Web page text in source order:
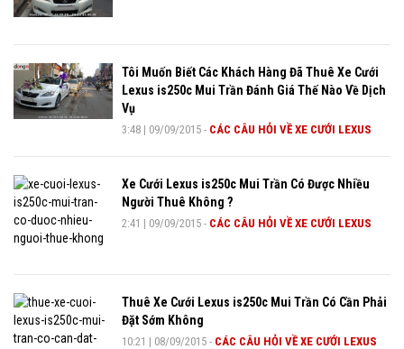
Tôi Muốn Biết Các Khách Hàng Đã Thuê Xe Cưới
Lexus is250c Mui Trần Đánh Giá Thế Nào Về Dịch
Vụ
3:48 | 09/09/2015 - CÁC CÂU HỎI VỀ XE CƯỚI LEXUS
Xe Cưới Lexus is250c Mui Trần Có Được Nhiều
Người Thuê Không ?
2:41 | 09/09/2015 - CÁC CÂU HỎI VỀ XE CƯỚI LEXUS
Thuê Xe Cưới Lexus is250c Mui Trần Có Cần Phải
Đặt Sớm Không
10:21 | 08/09/2015 - CÁC CÂU HỎI VỀ XE CƯỚI LEXUS